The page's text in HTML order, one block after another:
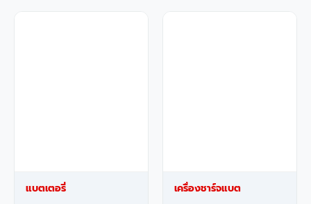
แบตเตอรี่ เครื่องชาร์จแบต